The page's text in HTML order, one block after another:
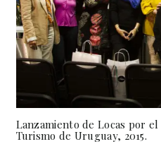
Lanzamiento de Locas por
Turismo de Uruguay, 2015.